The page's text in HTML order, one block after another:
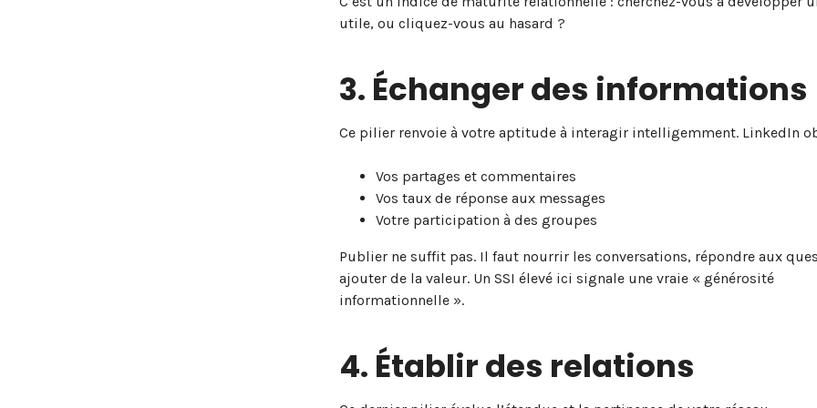
utile, ou cliquez-vous au hasard ?
3. Échanger des informations
Ce pilier renvoie à votre aptitude à interagir intelligemment. LinkedIn
Vos partages et commentaires
Vos taux de réponse aux messages
Votre participation à des groupes
Publier ne suffit pas. Il faut nourrir les conversations, répondre aux
ajouter de la valeur. Un SSI élevé ici signale une vraie « générosité
informationnelle ».
4. Établir des relations